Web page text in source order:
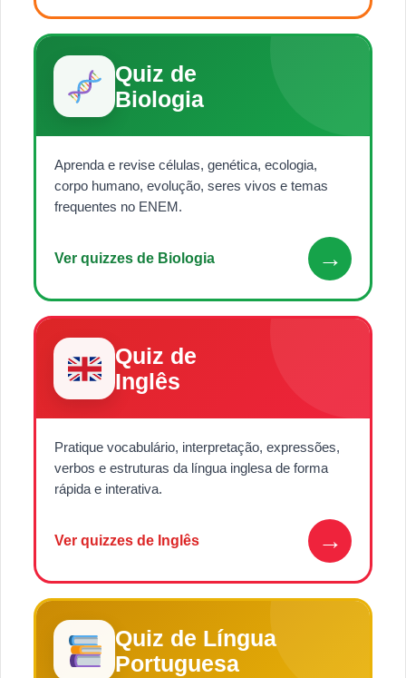
Quiz de
Biologia
Aprenda e revise células, genética, ecologia,
corpo humano, evolução, seres vivos e temas
frequentes no ENEM.
Ver quizzes de Biologia →
Quiz de
Inglês
Pratique vocabulário, interpretação, expressões,
verbos e estruturas da língua inglesa de forma
rápida e interativa.
Ver quizzes de Inglês →
Quiz de Língua
Portuguesa